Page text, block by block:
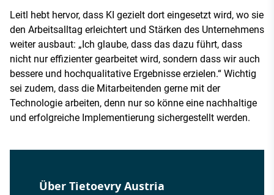
Leitl hebt hervor, dass KI gezielt dort eingesetzt wird, wo sie
den Arbeitsalltag erleichtert und Stärken des Unternehmens
weiter ausbaut: „Ich glaube, dass das dazu führt, dass
nicht nur effizienter gearbeitet wird, sondern dass wir auch
bessere und hochqualitative Ergebnisse erzielen.“ Wichtig
sei zudem, dass die Mitarbeitenden gerne mit der
Technologie arbeiten, denn nur so könne eine nachhaltige
und erfolgreiche Implementierung sichergestellt werden.
Über Tietoevry Austria